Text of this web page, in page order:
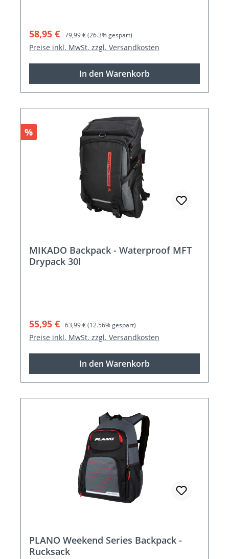
Verkaufspreis:
58,95 € Regulärer Preis:
79,99 €(26.3% gespart)
Preise inkl. MwSt. zzgl. Versandkosten
In den Warenkorb
Rabatt
%
MIKADO Backpack - Waterproof MFT
Drypack 30l
Verkaufspreis:
55,95 € Regulärer Preis:
63,99 €(12.56% gespart)
Preise inkl. MwSt. zzgl. Versandkosten
In den Warenkorb
PLANO Weekend Series Backpack -
Rucksack